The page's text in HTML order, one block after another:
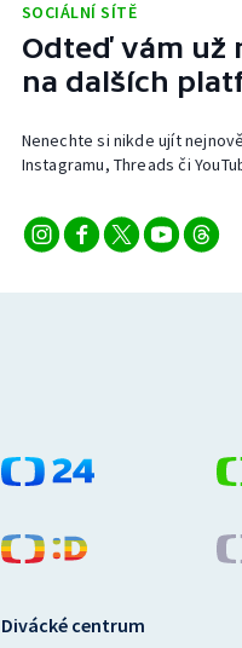
SOCIÁLNÍ SÍTĚ
Odteď vám už
na dalších
Nenechte si nikde ujít
Instagramu, Threads či
Divácké centrum